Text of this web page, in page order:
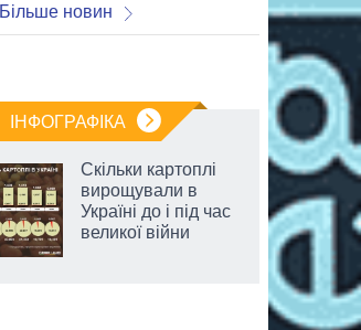
Більше новин
ІНФОГРАФІКА
Скільки картоплі
вирощували в
Україні до і під час
великої війни